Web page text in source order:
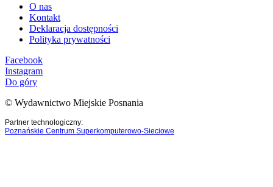
O nas
Kontakt
Deklaracja dostępności
Polityka prywatności
Facebook
Instagram
Do góry
© Wydawnictwo Miejskie Posnania
Partner technologiczny:
Poznańskie Centrum Superkomputerowo-Sieciowe